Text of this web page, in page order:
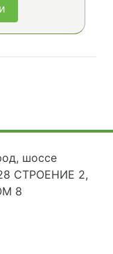
шоссе
СТРОЕНИЕ 2,
8